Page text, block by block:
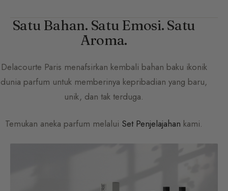
Satu Bahan. Satu Emosi. Satu
Aroma.
Delacourte Paris menafsirkan kembali bahan baku ikonik
dunia parfum untuk memberinya kepribadian yang baru,
unik, dan tak terduga.
Temukan aneka parfum melalui Set Penjelajahan kami.